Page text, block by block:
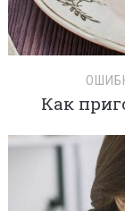
Как